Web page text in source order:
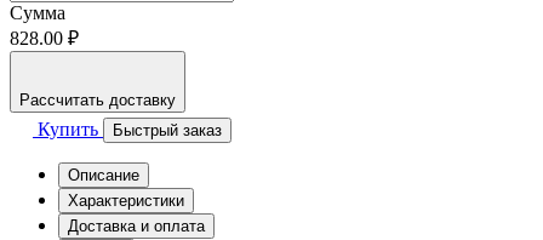
Сумма
828.00 ₽
Рассчитать доставку
Купить Быстрый заказ
Описание
Характеристики
Доставка и оплата